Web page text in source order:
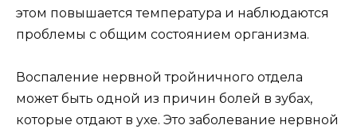
этом повышается температура и наблюдаются
проблемы с общим состоянием организма.
Воспаление нервной тройничного отдела
может быть одной из причин болей в зубах,
которые отдают в ухе. Это заболевание нервной